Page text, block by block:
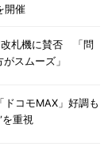
開催
改札機に賛否 「問
スムーズ」
コモMAX」好調も
重視